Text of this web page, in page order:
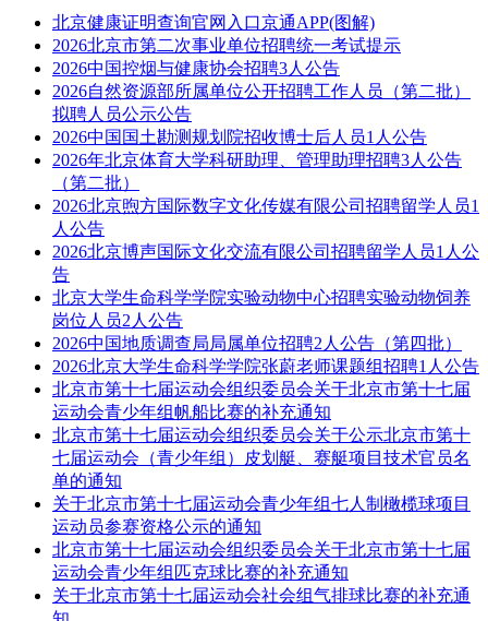
北京健康证明查询官网入口京通APP(图解)
2026北京市第二次事业单位招聘统一考试提示
2026中国控烟与健康协会招聘3人公告
2026自然资源部所属单位公开招聘工作人员（第二批）
拟聘人员公示公告
2026中国国土勘测规划院招收博士后人员1人公告
2026年北京体育大学科研助理、管理助理招聘3人公告
（第二批）
2026北京煦方国际数字文化传媒有限公司招聘留学人员1
人公告
2026北京博声国际文化交流有限公司招聘留学人员1人公
告
北京大学生命科学学院实验动物中心招聘实验动物饲养
岗位人员2人公告
2026中国地质调查局局属单位招聘2人公告（第四批）
2026北京大学生命科学学院张蔚老师课题组招聘1人公告
北京市第十七届运动会组织委员会关于北京市第十七届
运动会青少年组帆船比赛的补充通知
北京市第十七届运动会组织委员会关于公示北京市第十
七届运动会（青少年组）皮划艇、赛艇项目技术官员名
单的通知
关于北京市第十七届运动会青少年组七人制橄榄球项目
运动员参赛资格公示的通知
北京市第十七届运动会组织委员会关于北京市第十七届
运动会青少年组匹克球比赛的补充通知
关于北京市第十七届运动会社会组气排球比赛的补充通